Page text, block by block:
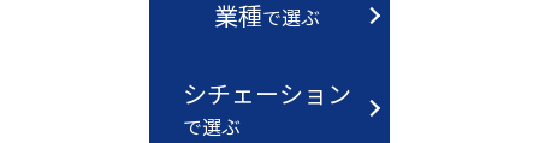
業種で選ぶ
シチェーション
で選ぶ